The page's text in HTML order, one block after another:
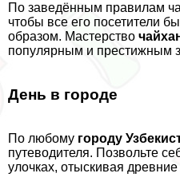
По заведённым правилам
чтобы все его посетители
образом. Мастерство
популярным и престижным
День в городе
По любому городу
путеводителя. Позвольте
улочках, отыскивая